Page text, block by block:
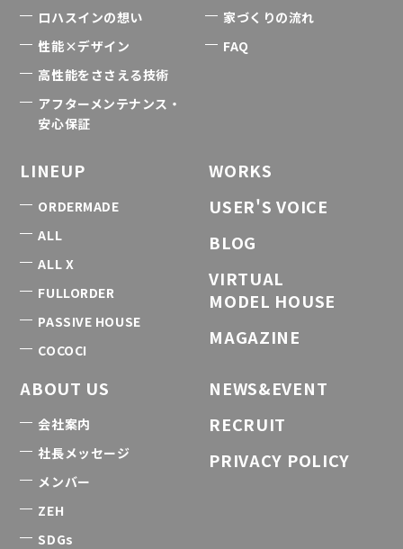
ロハスインの想い
性能×デザイン
高性能をささえる技術
アフターメンテナンス・
安心保証
家づくりの流れ
FAQ
LINEUP
ORDERMADE
ALL
ALL X
FULLORDER
PASSIVE HOUSE
COCOCI
WORKS
USER'S VOICE
BLOG
VIRTUAL
MODEL HOUSE
MAGAZINE
ABOUT US
会社案内
社長メッセージ
メンバー
ZEH
SDGs
NEWS&EVENT
RECRUIT
PRIVACY POLICY